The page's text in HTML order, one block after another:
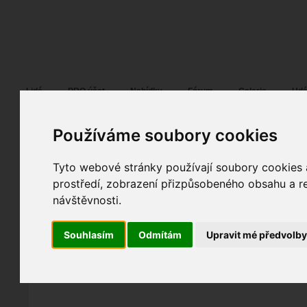
Používáme soubory cookies
Tyto webové stránky používají soubory
prostředí, zobrazení přizpůsobeného obsahu a
návštěvnosti.
Souhlasím Odmítám Upravit mé předvolby
Lidé PRO účet Nabídky Fórum Galerie
Angelo Purgert 21. 06. 2010 16:30
Setkání na růžku
spolupráce fotografováno fotky autora